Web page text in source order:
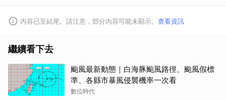
內容已至結尾。請注意，部分內容可能未顯示。 查看資訊
繼續看下去
颱風最新動態｜白海豚颱風路徑、颱風假標
準、各縣市暴風侵襲機率一次看
數位時代